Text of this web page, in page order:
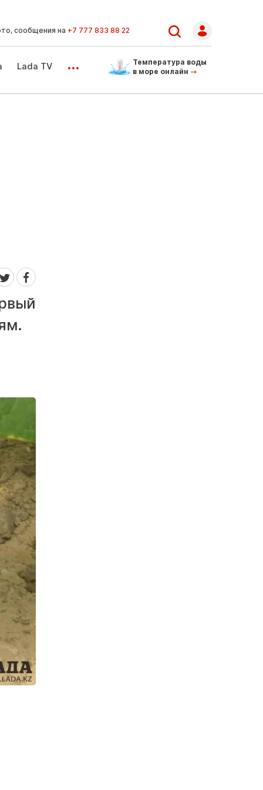
сообщения на +7 777 833 88 22
Lada TV ...
Температура воды
в море онлайн